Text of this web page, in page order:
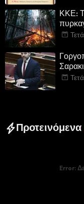
ΚΚΕ:
µέσα
Προτεινόμενα
Error: